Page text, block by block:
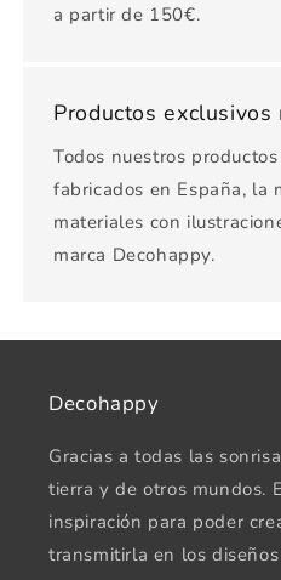
a partir de 150€.
Productos exclusivos
Todos nuestros
fabricados en España, la
materiales con
marca Decohappy.
Decohappy
Gracias a todas las
tierra y de otros mundos.
inspiración para poder
transmitirla en los